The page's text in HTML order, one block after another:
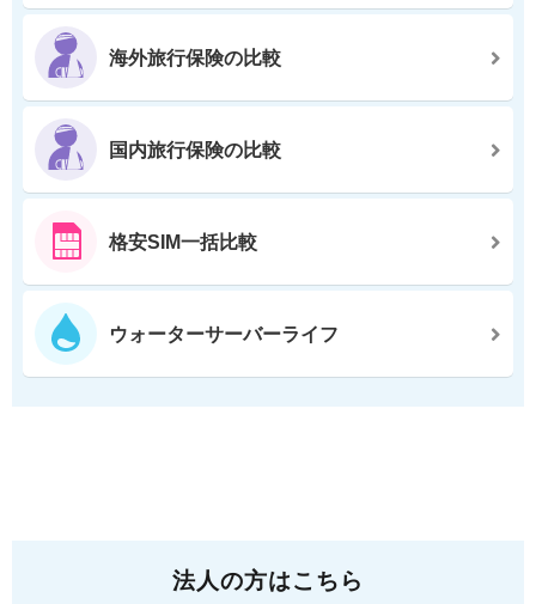
海外旅行保険の比較
国内旅行保険の比較
格安SIM一括比較
ウォーターサーバーライフ
法人の方はこちら